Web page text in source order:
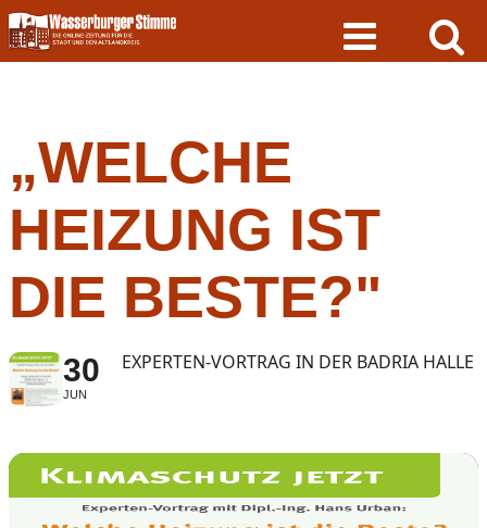
Skip
to
content
„WELCHE
HEIZUNG IST
DIE BESTE?"
30
JUN
EXPERTEN-VORTRAG IN DER BADRIA HALLE